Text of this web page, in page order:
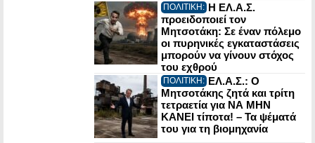
ΠΟΛΙΤΙΚΗ: Η ΕΛ.Α.Σ.
προειδοποιεί τον
Μητσοτάκη: Σε έναν πόλεμο
οι πυρηνικές εγκαταστάσεις
μπορούν να γίνουν στόχος
του εχθρού
ΠΟΛΙΤΙΚΗ: ΕΛ.Α.Σ.: Ο
Μητσοτάκης ζητά και τρίτη
τετραετία για ΝΑ ΜΗΝ
ΚΑΝΕΙ τίποτα! – Τα ψέματά
του για τη βιομηχανία